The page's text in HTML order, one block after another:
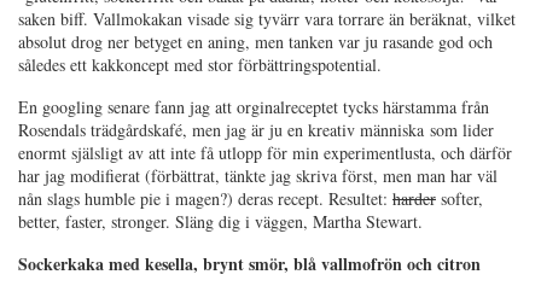
saken biff. Vallmokakan visade sig tyvärr vara torrare än beräknat, vilket
absolut drog ner betyget en aning, men tanken var ju rasande god och
således ett kakkoncept med stor förbättringspotential.
En googling senare fann jag att orginalreceptet tycks härstamma från
Rosendals trädgårdskafé, men jag är ju en kreativ människa som lider
enormt själsligt av att inte få utlopp för min experimentlusta, och därför
har jag modifierat (förbättrat, tänkte jag skriva först, men man har väl
nån slags humble pie i magen?) deras recept. Resultet: harder softer,
better, faster, stronger. Släng dig i väggen, Martha Stewart.
Sockerkaka med kesella, brynt smör, blå vallmofrön och citron